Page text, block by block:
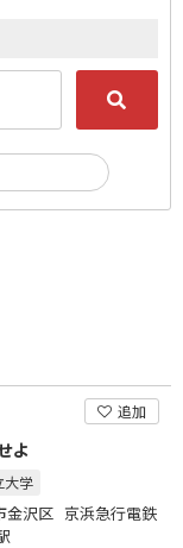
追加
よ
大学
金沢区 京浜急行電鉄